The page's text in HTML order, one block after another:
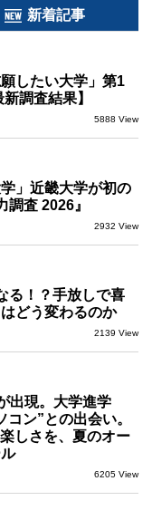
新着記事
したい大学」第1
調査結果】
5888 View
」近畿大学が初の
査 2026』
2932 View
る！？手放しで喜
どう変わるのか
2139 View
出現。大学進学
ン”との出会い。
しさを、夏のオー
6205 View